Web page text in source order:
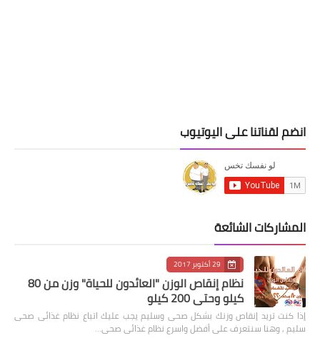
انضم لقناتنا على اليوتيوب
المشاركات الشائعة
29 أكتوبر 2017
نظام إنقاص الوزن "العائدون للحياة" وزن من 80
كيلو وحتى 200 كيلو
إذا كنت تريد إنقاص وزنك بشكل صحى وسليم يجب عليك اتباع نظام غذائى صحى
سليم , وهنا سنتعرف على أفضل واسرع نظام غذائى صحى…